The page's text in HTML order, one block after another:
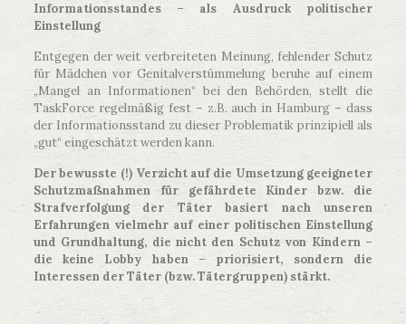
Informationsstandes – als Ausdruck politischer
Einstellung
Entgegen der weit verbreiteten Meinung, fehlender Schutz
für Mädchen vor Genitalverstümmelung beruhe auf einem
„Mangel an Informationen“ bei den Behörden, stellt die
TaskForce regelmäßig fest – z.B. auch in Hamburg – dass
der Informationsstand zu dieser Problematik prinzipiell als
„gut“ eingeschätzt werden kann.
Der bewusste (!) Verzicht auf die Umsetzung geeigneter
Schutzmaßnahmen für gefährdete Kinder bzw. die
Strafverfolgung der Täter basiert nach unseren
Erfahrungen vielmehr auf einer politischen Einstellung
und Grundhaltung, die nicht den Schutz von Kindern –
die keine Lobby haben – priorisiert, sondern die
Interessen der Täter (bzw. Tätergruppen) stärkt.